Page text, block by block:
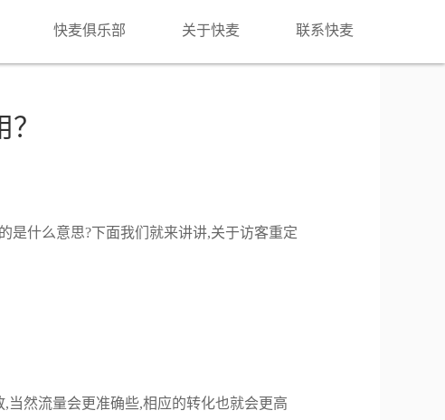
快麦俱乐部 关于快麦 联系快麦
是什么意思?下面我们就来讲讲,关于访客重定
然流量会更准确些,相应的转化也就会更高